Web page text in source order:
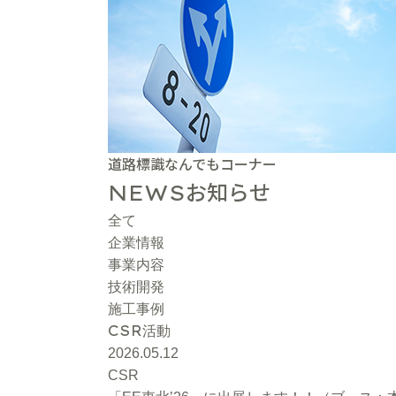
道路標識なんでもコーナー
NEWSお知らせ
全て
企業情報
事業内容
技術開発
施工事例
CSR活動
2026.05.12
CSR